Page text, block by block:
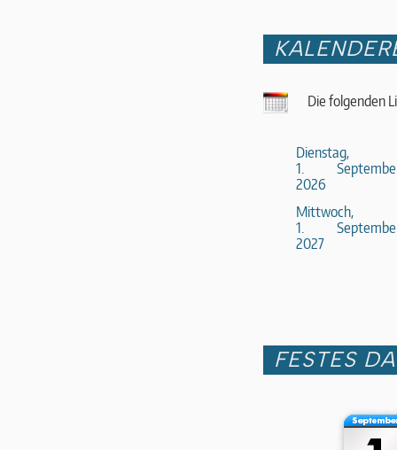
Die folgenden
Dienstag,
1.
2026
Mittwoch,
1.
2027
FESTES